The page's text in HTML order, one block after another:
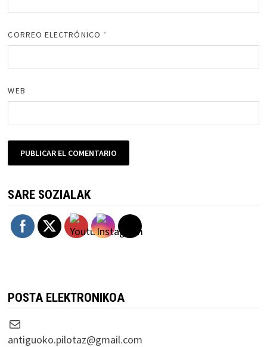
CORREO ELECTRÓNICO *
WEB
SARE SOZIALAK
POSTA ELEKTRONIKOA
Correo electrónico
antiguoko.pilotaz@gmail.com